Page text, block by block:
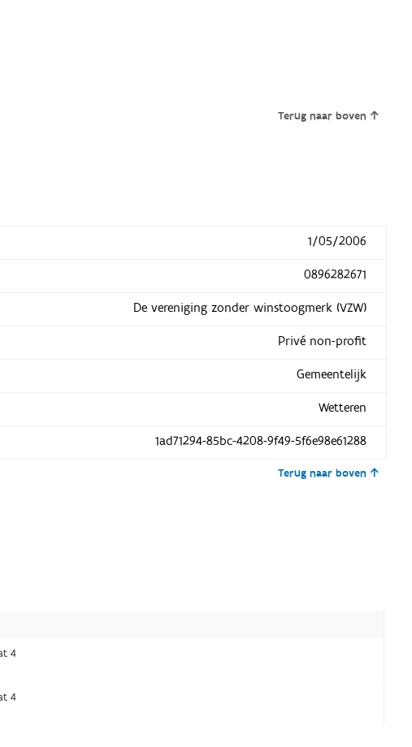
Terug naar boven
1/05/2006
0896282671
De vereniging zonder winstoogmerk (VZW)
Privé non-profit
Gemeentelijk
Wetteren
1ad71294-85bc-4208-9f49-5f6e98e61288
Terug naar boven
4
4